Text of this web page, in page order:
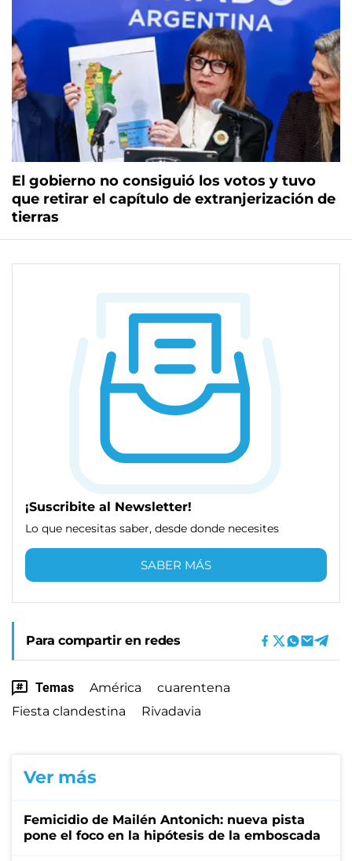
El gobierno no consiguió los votos y tuvo
que retirar el capítulo de extranjerización de
tierras
¡Suscribite al Newsletter!
Lo que necesitas saber, desde donde necesites
SABER MÁS
Para compartir en redes
Temas América
cuarentena
Fiesta clandestina
Rivadavia
Ver más
Femicidio de Mailén Antonich: nueva pista
pone el foco en la hipótesis de la emboscada